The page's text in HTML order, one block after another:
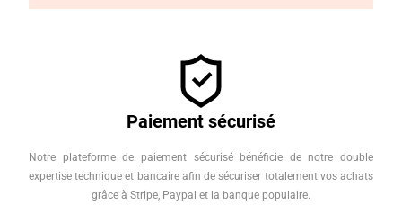
Paiement sécurisé
Notre plateforme de paiement sécurisé bénéficie de notre double
expertise technique et bancaire afin de sécuriser totalement vos achats
grâce à Stripe, Paypal et la banque populaire.